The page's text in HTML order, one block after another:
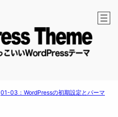
01-03：WordPressの初期設定とパーマ